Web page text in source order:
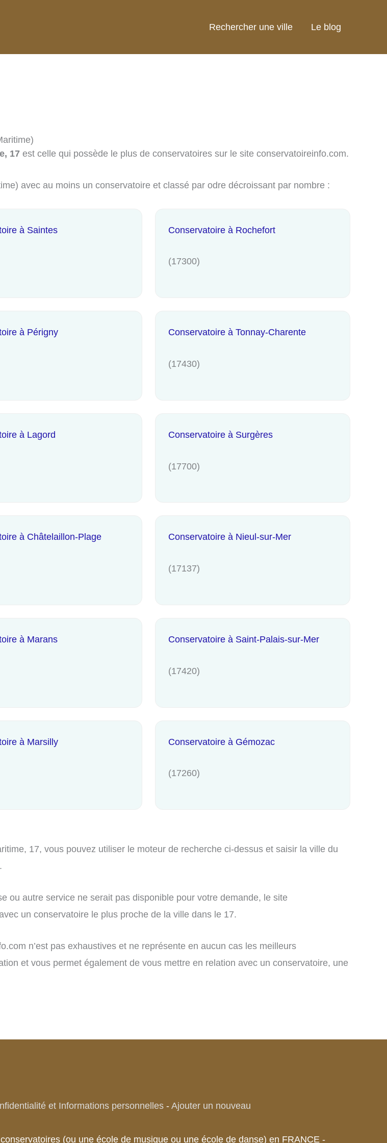
Rechercher une ville Le blog
17 est celle qui possède le plus de conservatoires sur le site conservatoireinfo.com.
avec au moins un conservatoire et classé par odre décroissant par nombre :
à Saintes Conservatoire à Rochefort
(17300)
à Périgny Conservatoire à Tonnay-Charente
(17430)
à Lagord Conservatoire à Surgères
(17700)
à Châtelaillon-Plage Conservatoire à Nieul-sur-Mer
(17137)
à Marans Conservatoire à Saint-Palais-sur-Mer
(17420)
à Marsilly Conservatoire à Gémozac
(17260)
17, vous pouvez utiliser le moteur de recherche ci-dessus et saisir la ville du
ou autre service ne serait pas disponible pour votre demande, le site
un conservatoire le plus proche de la ville dans le 17.
n’est pas exhaustives et ne représente en aucun cas les meilleurs
et vous permet également de vous mettre en relation avec un conservatoire, une
et Informations personnelles- Ajouter un nouveau
(ou une école de musique ou une école de danse) en FRANCE -